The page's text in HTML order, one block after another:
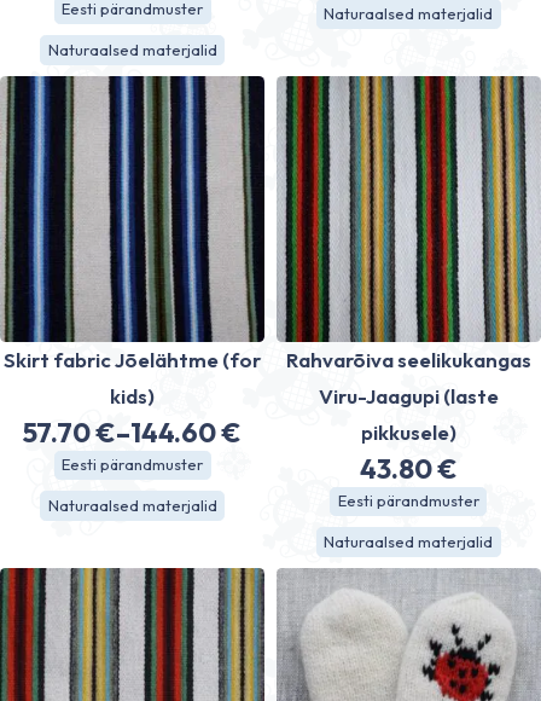
range:
56.40 €
through
126.60 €
Eesti pärandmuster
Naturaalsed materjalid
81.90 €
87.80 €
Naturaalsed materjalid
Skirt fabric Jõelähtme (for
kids)
57.70€–144.60€
Price
range:
57.70 €
144.60 €
Eesti pärandmuster
Naturaalsed materjalid
Rahvarõiva seelikukangas
Viru-Jaagupi (laste
pikkusele)
43.80€
Eesti pärandmuster
Naturaalsed materjalid